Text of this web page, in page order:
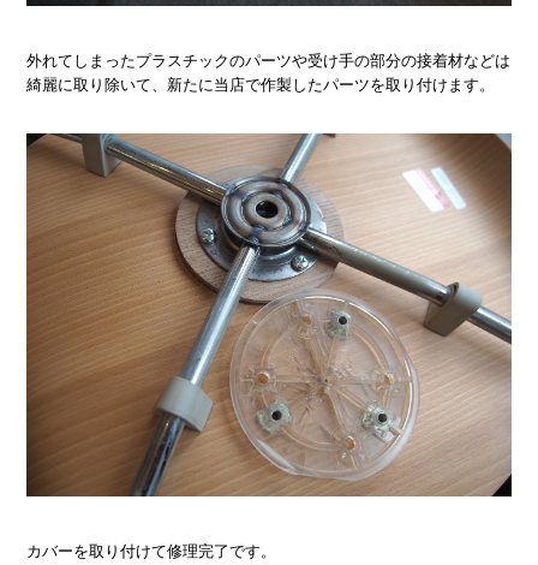
外れてしまったプラスチックのパーツや受け手の部分の接着材などは
綺麗に取り除いて、新たに当店で作製したパーツを取り付けます。
カバーを取り付けて修理完了です。